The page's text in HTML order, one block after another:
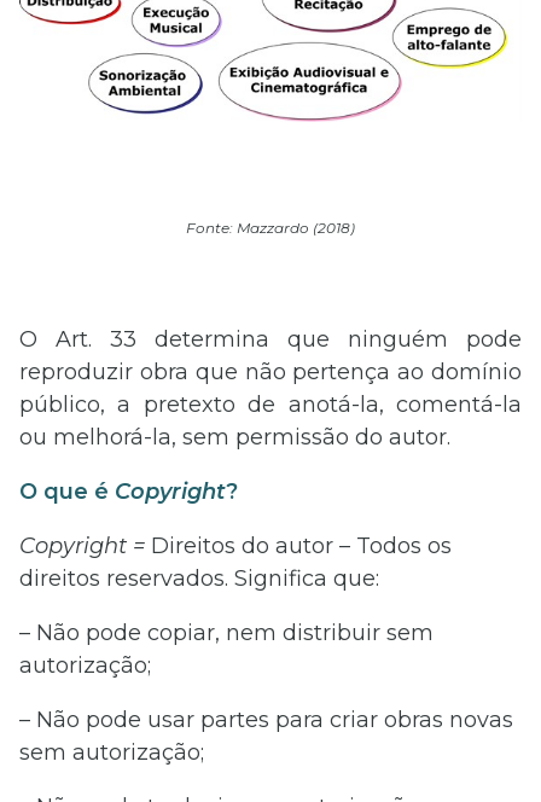
Fonte: Mazzardo (2018)
O Art. 33 determina que ninguém pode
reproduzir obra que não pertença ao domínio
público, a pretexto de anotá-la, comentá-la
ou melhorá-la, sem permissão do autor.
O que é Copyright?
Copyright = Direitos do autor – Todos os
direitos reservados. Significa que:
– Não pode copiar, nem distribuir sem
autorização;
– Não pode usar partes para criar obras novas
sem autorização;